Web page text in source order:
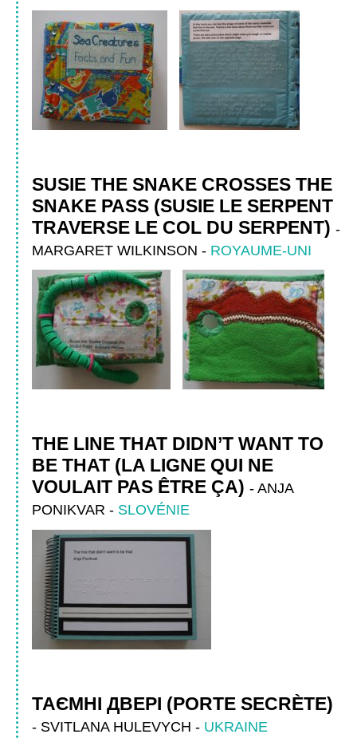
SUSIE THE SNAKE CROSSES THE
SNAKE PASS (SUSIE LE SERPENT
TRAVERSE LE COL DU SERPENT) -
MARGARET WILKINSON - ROYAUME-UNI
THE LINE THAT DIDN’T WANT TO
BE THAT (LA LIGNE QUI NE
VOULAIT PAS ÊTRE ÇA) - ANJA
PONIKVAR - SLOVÉNIE
ТАЄМНI ДВЕРІ (PORTE SECRÈTE)
- SVITLANA HULEVYCH - UKRAINE